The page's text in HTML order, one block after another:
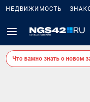
НЕДВИЖИМОСТЬ
Что важно знать о новом